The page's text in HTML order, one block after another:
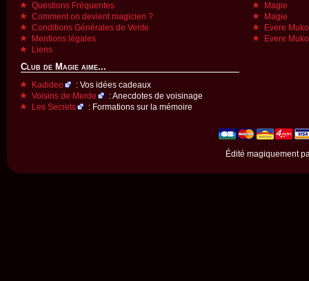
Questions Fréquentes
Comment on devient magicien ?
Conditions Générales de Vente
Mentions légales
Liens
Club de Magie aime...
Kadideo
: Vos idées cadeaux
Voisins de Merde
: Anecdotes de voisinage
Les Secrets
: Formations sur la mémoire
Magie
Magie
Evere
Evere
Édité magiquement